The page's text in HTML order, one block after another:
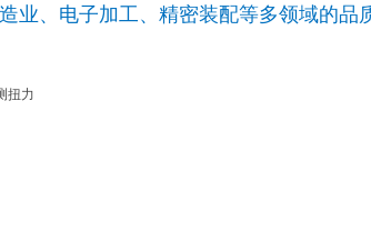
业、电子加工、精密装配等多领域的品